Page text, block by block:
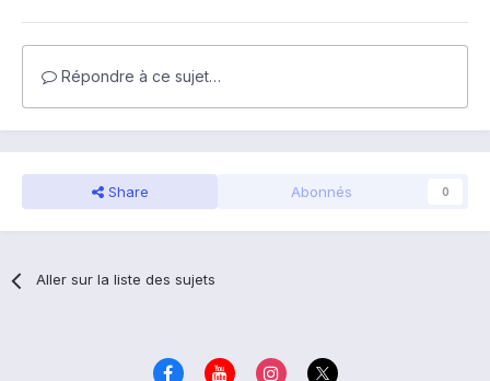
Répondre à ce sujet…
Share Abonnés 0
Aller sur la liste des sujets